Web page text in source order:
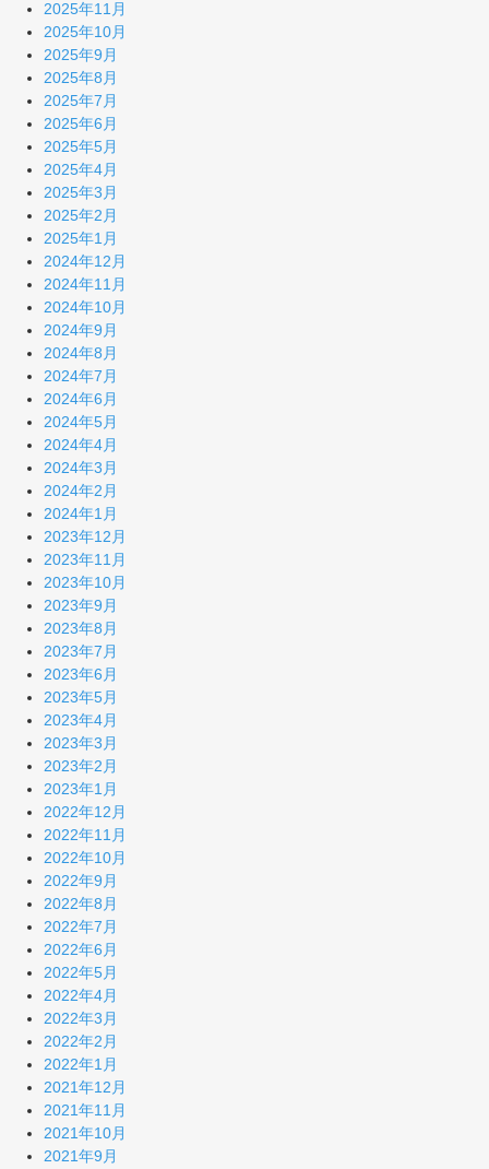
2025年11月
2025年10月
2025年9月
2025年8月
2025年7月
2025年6月
2025年5月
2025年4月
2025年3月
2025年2月
2025年1月
2024年12月
2024年11月
2024年10月
2024年9月
2024年8月
2024年7月
2024年6月
2024年5月
2024年4月
2024年3月
2024年2月
2024年1月
2023年12月
2023年11月
2023年10月
2023年9月
2023年8月
2023年7月
2023年6月
2023年5月
2023年4月
2023年3月
2023年2月
2023年1月
2022年12月
2022年11月
2022年10月
2022年9月
2022年8月
2022年7月
2022年6月
2022年5月
2022年4月
2022年3月
2022年2月
2022年1月
2021年12月
2021年11月
2021年10月
2021年9月